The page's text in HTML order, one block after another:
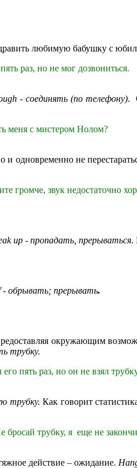
любимую бабушку с
раз, но не мог дозвониться.
- соединять (по телефону).
меня с мистером Нолом?
и одновременно не
громче, звук недостаточно
up - пропадать, прерываться.
- обрывать; прерывать.
окружающим
трубку.
пять раз, но он не взял
трубку. Как говорит
бросай трубку, я еще не
действие – ожидание.